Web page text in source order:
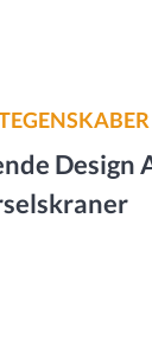
Design